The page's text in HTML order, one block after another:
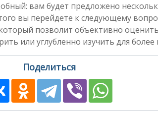
вам будет предложено
вы перейдете к следующему
позволит объективно
или углубленно изучить для более
Поделиться